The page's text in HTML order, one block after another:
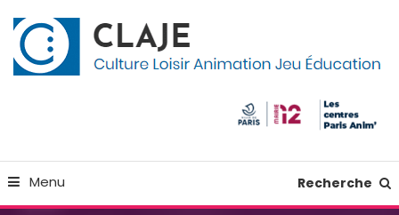
To
Content
Menu Recherche